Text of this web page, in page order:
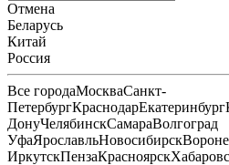
Отмена
Беларусь
Китай
Россия
Все городаМоскваСанкт-
ПетербургКраснодарЕкатеринбург
ДонуЧелябинскСамараВолгоград
УфаЯрославльНовосибирск
ИркутскПензаКрасноярск